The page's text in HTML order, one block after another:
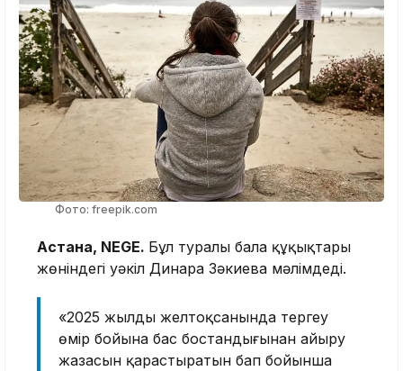
Фото: freepik.com
Астана, NEGE. Бұл туралы бала құқықтары
жөніндегі уәкіл Динара Зәкиева мәлімдеді.
«2025 жылдың желтоқсанында тергеу
өмір бойына бас бостандығынан айыру
жазасын қарастыратын бап бойынша